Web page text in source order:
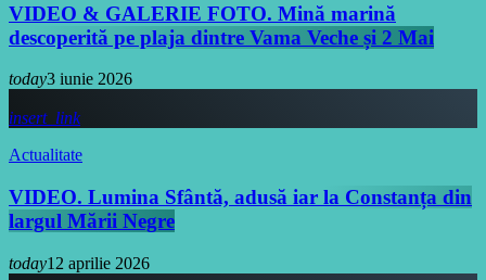
VIDEO & GALERIE FOTO. Mină marină
descoperită pe plaja dintre Vama Veche și 2 Mai
today3 iunie 2026
insert_link
Actualitate
VIDEO. Lumina Sfântă, adusă iar la Constanța din
largul Mării Negre
today12 aprilie 2026